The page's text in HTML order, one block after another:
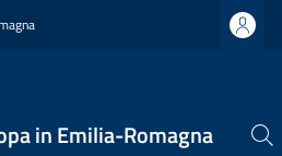
in Emilia-Romagna